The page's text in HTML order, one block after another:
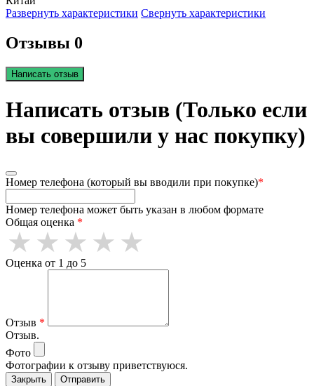
Развернуть характеристики Свернуть характеристики
Отзывы 0
Написать отзыв
Написать отзыв (Только если
вы совершили у нас покупку)
Номер телефона (который вы вводили при покупке)*
Номер телефона может быть указан в любом формате
Общая оценка *
Оценка от 1 до 5
Отзыв *
Отзыв.
Фото
Фотографии к отзыву приветствуюся.
Закрыть Отправить